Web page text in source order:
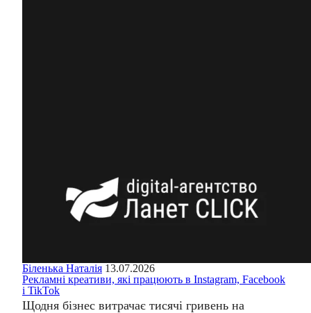
Біленька Наталія 13.07.2026
Рекламні креативи, які працюють в Instagram, Facebook
і TikTok
Щодня бізнес витрачає тисячі гривень на